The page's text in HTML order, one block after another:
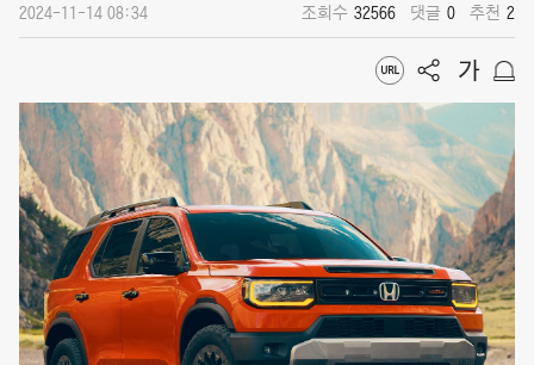
2024-11-14 08:34 조회수 32566 댓글 0 추천 2